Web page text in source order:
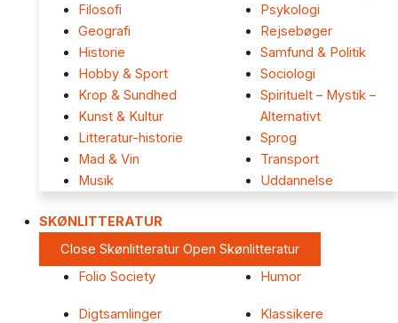
Filosofi
Geografi
Historie
Hobby & Sport
Krop & Sundhed
Kunst & Kultur
Litteratur-historie
Mad & Vin
Musik
Psykologi
Rejsebøger
Samfund & Politik
Sociologi
Spirituelt – Mystik –
Alternativt
Sprog
Transport
Uddannelse
SKØNLITTERATUR
Close Skønlitteratur Open Skønlitteratur
Folio Society
Digtsamlinger
Humor
Klassikere